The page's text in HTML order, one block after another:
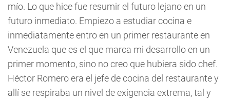
mío. Lo que hice fue resumir el futuro lejano en un
futuro inmediato. Empiezo a estudiar cocina e
inmediatamente entro en un primer restaurante en
Venezuela que es el que marca mi desarrollo en un
primer momento, sino no creo que hubiera sido chef.
Héctor Romero era el jefe de cocina del restaurante y
allí se respiraba un nivel de exigencia extrema, tal y